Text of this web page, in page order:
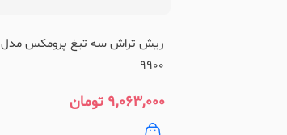
ریش تراش سه تیغ پرومکس مدل
9900
۹,۰۶۳,۰۰۰ تومان